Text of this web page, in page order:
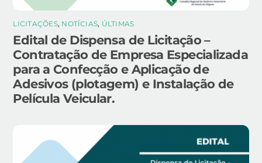
LICITAÇÕES, NOTÍCIAS, ÚLTIMAS
Edital de Dispensa de Licitação –
Contratação de Empresa Especializada
para a Confecção e Aplicação de
Adesivos (plotagem) e Instalação de
Película Veicular.